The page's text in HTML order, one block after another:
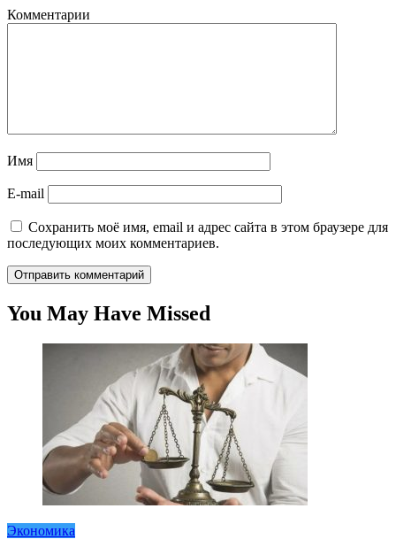
Комментарии
Имя
E-mail
Сохранить моё имя, email и адрес сайта в этом браузере для
последующих моих комментариев.
You May Have Missed
Экономика